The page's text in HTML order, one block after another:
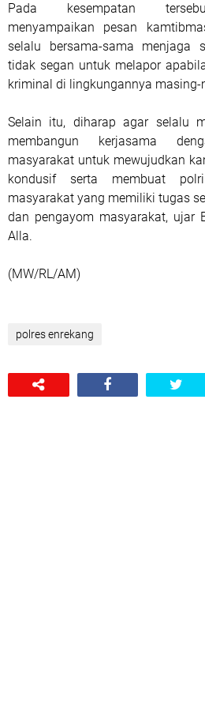
Pada kesempatan
menyampaikan pesan
selalu bersama-sama menjaga
tidak segan untuk melapor
kriminal di lingkungannya masing-
Selain itu, diharap agar selalu
membangun kerjasama
masyarakat untuk mewujudkan
kondusif serta membuat
masyarakat yang memiliki tugas
dan pengayom masyarakat, ujar
Alla.
(MW/RL/AM)
polres enrekang